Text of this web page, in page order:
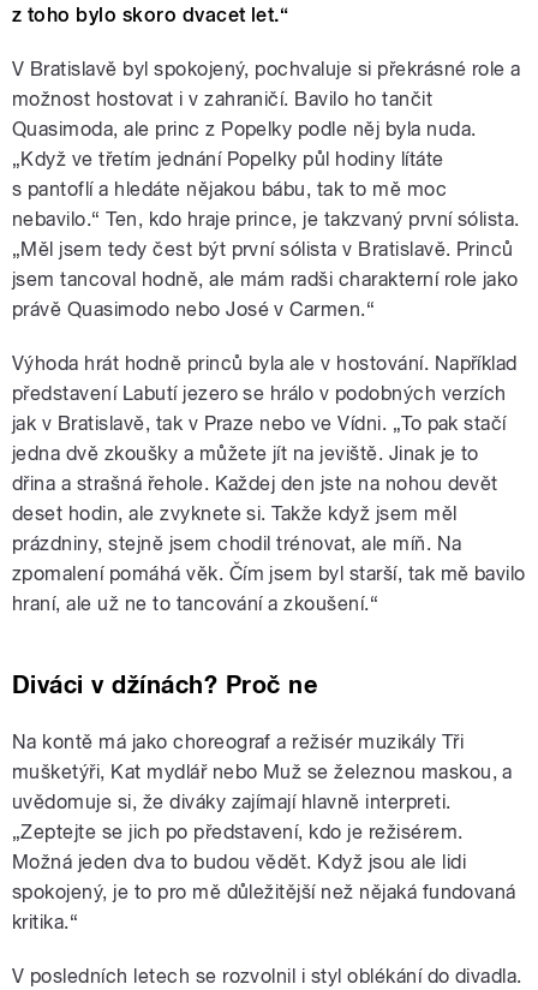
z toho bylo skoro dvacet let.“
V Bratislavě byl spokojený, pochvaluje si překrásné role a
možnost hostovat i v zahraničí. Bavilo ho tančit
Quasimoda, ale princ z Popelky podle něj byla nuda.
„Když ve třetím jednání Popelky půl hodiny lítáte
s pantoflí a hledáte nějakou bábu, tak to mě moc
nebavilo.“ Ten, kdo hraje prince, je takzvaný první sólista.
„Měl jsem tedy čest být první sólista v Bratislavě. Princů
jsem tancoval hodně, ale mám radši charakterní role jako
právě Quasimodo nebo José v Carmen.“
Výhoda hrát hodně princů byla ale v hostování. Například
představení Labutí jezero se hrálo v podobných verzích
jak v Bratislavě, tak v Praze nebo ve Vídni. „To pak stačí
jedna dvě zkoušky a můžete jít na jeviště. Jinak je to
dřina a strašná řehole. Každej den jste na nohou devět
deset hodin, ale zvyknete si. Takže když jsem měl
prázdniny, stejně jsem chodil trénovat, ale míň. Na
zpomalení pomáhá věk. Čím jsem byl starší, tak mě bavilo
hraní, ale už ne to tancování a zkoušení.“
Diváci v džínách? Proč ne
Na kontě má jako choreograf a režisér muzikály Tři
mušketýři, Kat mydlář nebo Muž se železnou maskou, a
uvědomuje si, že diváky zajímají hlavně interpreti.
„Zeptejte se jich po představení, kdo je režisérem.
Možná jeden dva to budou vědět. Když jsou ale lidi
spokojený, je to pro mě důležitější než nějaká fundovaná
kritika.“
V posledních letech se rozvolnil i styl oblékání do divadla.